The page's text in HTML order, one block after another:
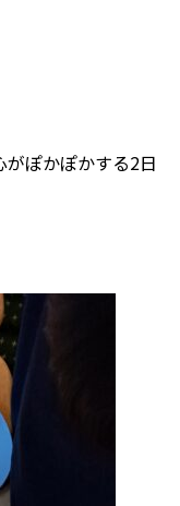
ぽかぽかする2日